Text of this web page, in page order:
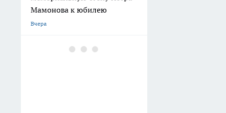
Мамонова к юбилею
Вчера
Музыкальные инструменты